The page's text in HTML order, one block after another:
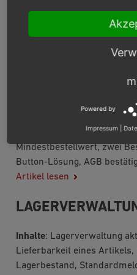
LÄNDER
Länderübersicht, Land
BESTELLPROZESS
: nicht ganzzahlige
Mindestbestellwert, zwei
Button-Lösung, AGB
Artikel lesen
Inhalte: Lagerverwaltung
Lieferbarkeit eines
Lagerbestand,
Powered by
Impressum